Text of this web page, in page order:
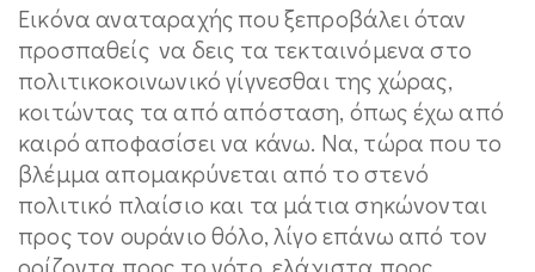
Εικόνα αναταραχής που ξεπροβάλει όταν
προσπαθείς να δεις τα τεκταινόμενα στο
πολιτικοκοινωνικό γίγνεσθαι της χώρας,
κοιτώντας τα από απόσταση, όπως έχω από
καιρό αποφασίσει να κάνω. Να, τώρα που το
βλέμμα απομακρύνεται από το στενό
πολιτικό πλαίσιο και τα μάτια σηκώνονται
προς τον ουράνιο θόλο, λίγο επάνω από τον